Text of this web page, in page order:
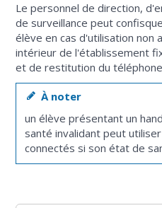
Le personnel de direction,
de surveillance peut
élève en cas d'utilisation non
intérieur de l'établissement
et de restitution du
À noter
un élève présentant un
santé invalidant peut
connectés si son état de